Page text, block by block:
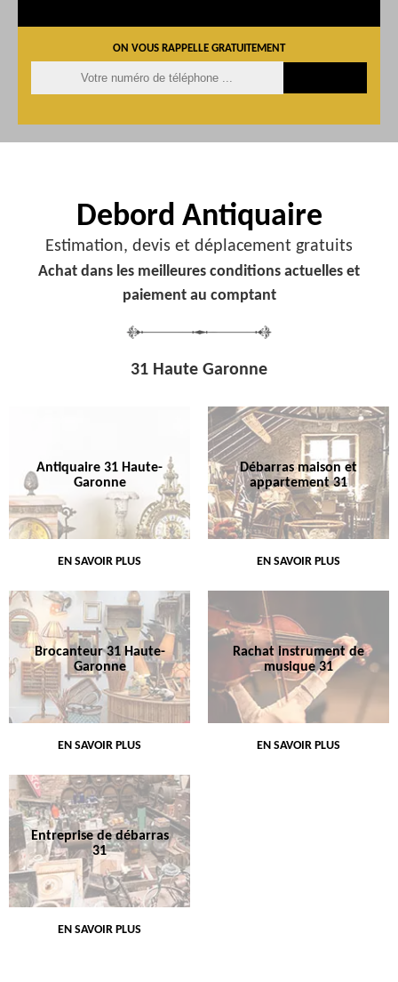
ON VOUS RAPPELLE GRATUITEMENT
Debord Antiquaire
Estimation, devis et déplacement gratuits
Achat dans les meilleures conditions actuelles et
paiement au comptant
31 Haute Garonne
Antiquaire 31 Haute-
Garonne
EN SAVOIR PLUS
Débarras maison et
appartement 31
EN SAVOIR PLUS
Brocanteur 31 Haute-
Garonne
EN SAVOIR PLUS
Rachat instrument de
musique 31
EN SAVOIR PLUS
Entreprise de débarras
31
EN SAVOIR PLUS